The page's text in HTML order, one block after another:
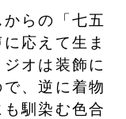
らの「七五
応えて生ま
オは装飾に
、逆に着物
馴染む色合